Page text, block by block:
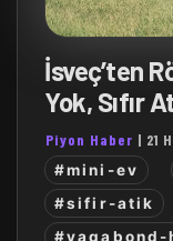
İsveç’ten
Yok, Sıfır
Piyon Haber | 21
#mini-ev
#sifir-atik
#vagabond-